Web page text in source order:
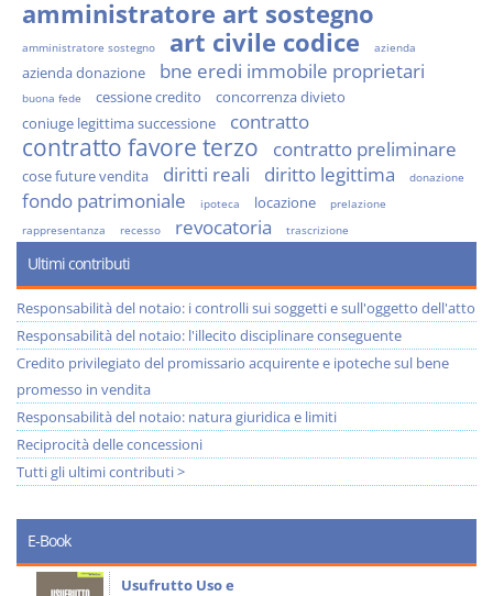
amministratore art sostegno
amministratore sostegno art civile codice azienda
azienda donazione bne eredi immobile proprietari
buona fede cessione credito
concorrenza divieto
coniuge legittima successione
contratto
contratto favore terzo contratto preliminare
cose future vendita diritti reali diritto legittima donazione
fondo patrimoniale ipoteca locazione
prelazione
rappresentanza
recesso revocatoria trascrizione
Ultimi contributi
Responsabilità del notaio: i controlli sui soggetti e sull'oggetto dell'atto
Responsabilità del notaio: l'illecito disciplinare conseguente
Credito privilegiato del promissario acquirente e ipoteche sul bene
promesso in vendita
Responsabilità del notaio: natura giuridica e limiti
Reciprocità delle concessioni
Tutti gli ultimi contributi >
E-Book
Usufrutto Uso e